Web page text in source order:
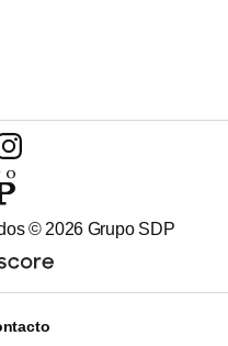
© 2026 Grupo SDP